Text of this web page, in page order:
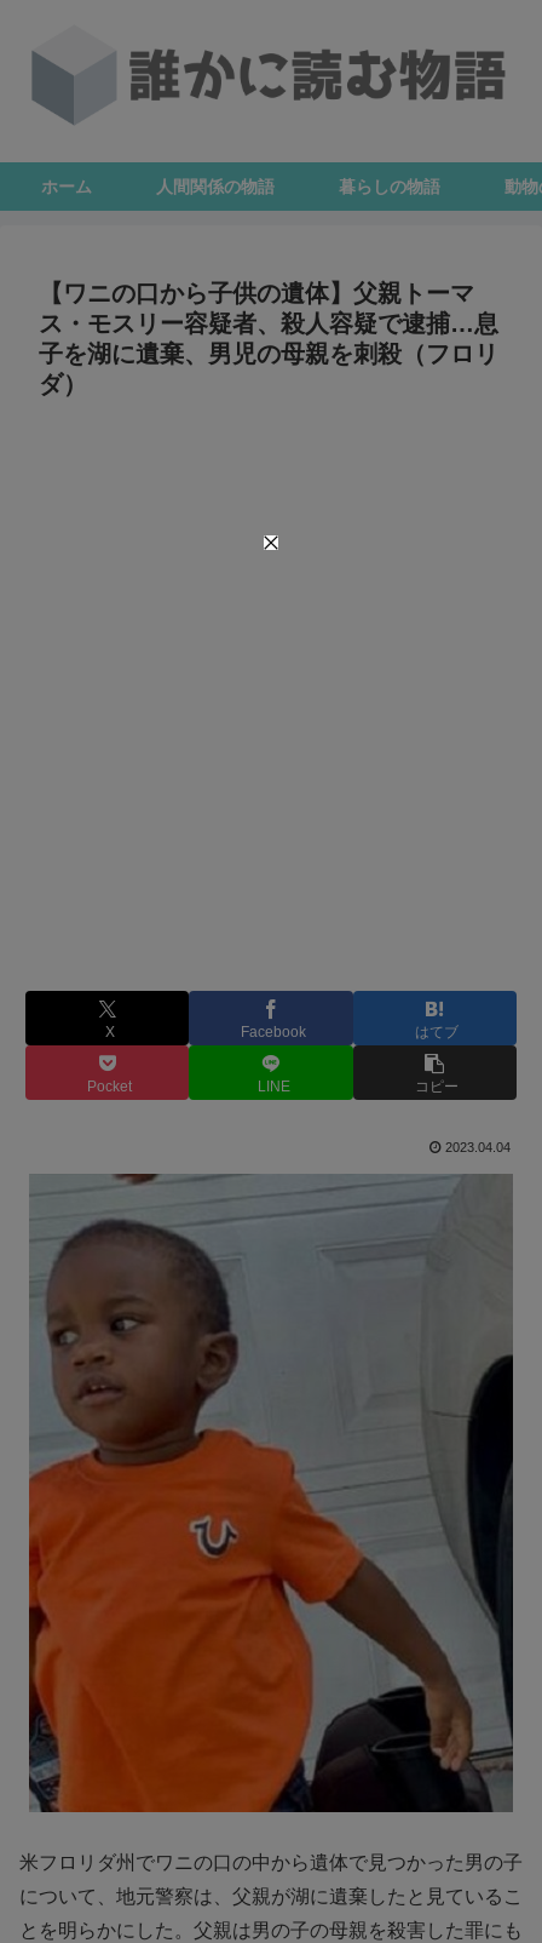
ホーム 人間関係の物語 暮らしの物語 動
【ワニの口から子供の遺体】父親トーマ
ス・モスリー容疑者、殺人容疑で逮捕…息
子を湖に遺棄、男児の母親を刺殺（フロリ
ダ）
X Facebook はてブ
Pocket LINE コピー
2023.04.04
米フロリダ州でワニの口の中から遺体で見つかった男の子
について、地元警察は、父親が湖に遺棄したと見ているこ
とを明らかにした。父親は男の子の母親を殺害した罪にも